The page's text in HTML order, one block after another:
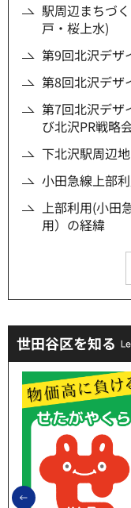
駅周辺まちづ
戸・桜上水)
第9回北沢デ
第8回北沢デ
第7回北沢デザ
び北沢PR戦略
下北沢駅周辺
小田急線上部
上部利用(小田
用）の経緯
世田谷区を知る
前のスライドを表